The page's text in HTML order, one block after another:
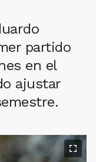
partido
en el
ajustar